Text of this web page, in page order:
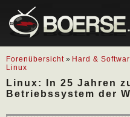
Forenübersicht » Hard &
Linux
Linux: In 25 Jahren
Betriebssystem der